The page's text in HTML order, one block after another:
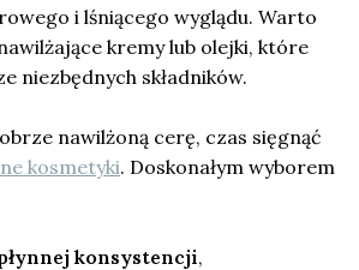
i lśniącego wyglądu. Warto
kremy lub olejki, które
niezbędnych składników.
nawilżoną cerę, czas sięgnąć
kosmetyki. Doskonałym wyborem
konsystencji,